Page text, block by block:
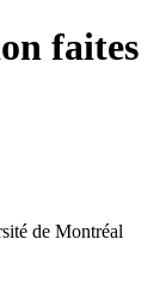
faites
de Montréal